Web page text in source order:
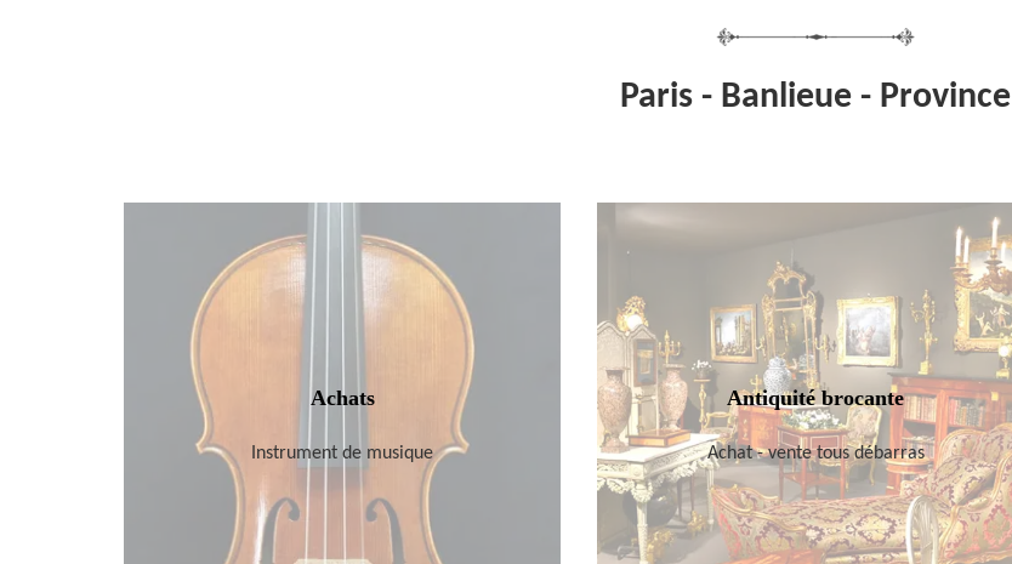
Paris - Banlieue - Province
Achats
Instrument de musique
Antiquité brocante
Achat - vente tous débarras